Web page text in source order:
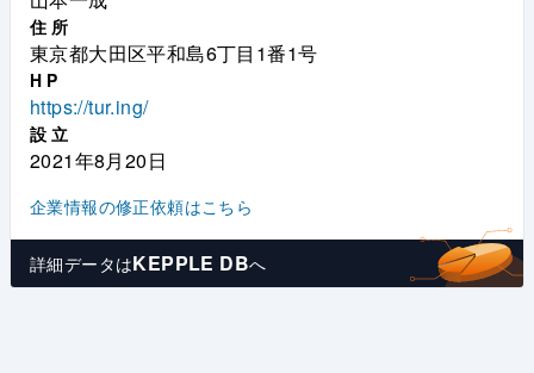
住所
東京都大田区平和島6丁目1番1号
HP
https://tur.ing/
設立
2021年8月20日
企業情報の修正依頼はこちら
詳細データはKEPPLE DBへ